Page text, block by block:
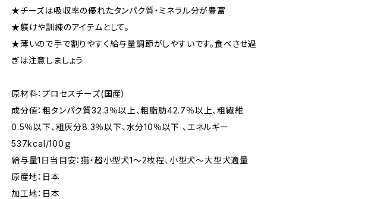
★チーズは吸収率の優れたタンパク質・ミネラル分が豊富
★躾けや訓練のアイテムとして。
★薄いので手で割りやすく給与量調節がしやすいです。食べさせ過
ぎは注意しましょう
原材料：プロセスチーズ(国産）
成分値：粗タンパク質32.3％以上、粗脂肪42.7％以上、粗繊維
0.5％以下、粗灰分8.3％以下、水分10％以下 、エネルギー
537kcal/100ｇ
給与量1日当目安：猫・超小型犬1〜2枚程、小型犬〜大型犬適量
原産地：日本
加工地：日本